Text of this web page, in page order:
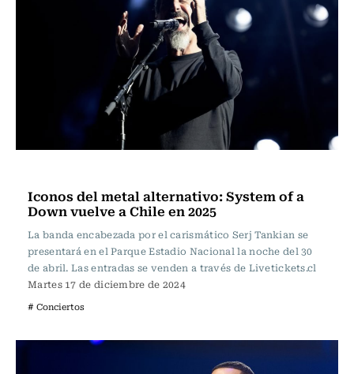
Iconos del metal alternativo: System of a
Down vuelve a Chile en 2025
La banda encabezada por el carismático Serj Tankian se
presentará en el Parque Estadio Nacional la noche del 30
de abril. Las entradas se venden a través de Livetickets.cl
Martes 17 de diciembre de 2024
# Conciertos